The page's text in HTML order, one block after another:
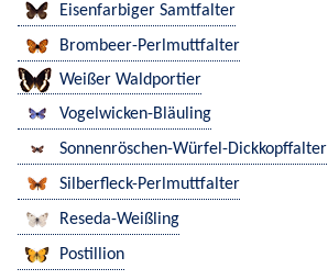
Eisenfarbiger Samtfalter
Brombeer-Perlmuttfalter
Weißer Waldportier
Vogelwicken-Bläuling
Sonnenröschen-Würfel-Dickkopffalter
Silberfleck-Perlmuttfalter
Reseda-Weißling
Postillion